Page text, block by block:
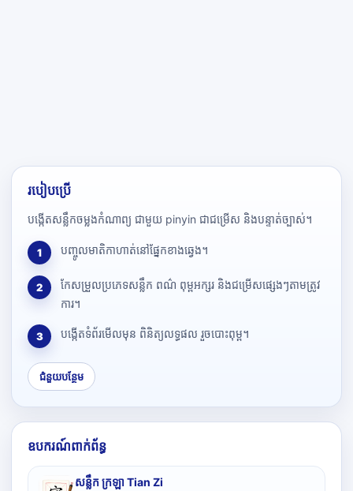
របៀបប្រើ
បង្កើតសន្លឹកចម្លងកំណាព្យ ជាមួយ pinyin ជាជម្រើស និងបន្ទាត់ច្បាស់។
1 បញ្ចូលមាតិកាហាត់នៅផ្នែកខាងឆ្វេង។
2
កែសម្រួលប្រភេទសន្លឹក ពណ៌ ពុម្ពអក្សរ និងជម្រើសផ្សេងៗតាមត្រូវ
ការ។
3 បង្កើតទំព័រមើលមុន ពិនិត្យលទ្ធផល រួចបោះពុម្ព។
ជំនួយបន្ថែម
ឧបករណ៍ពាក់ព័ន្ធ
សន្លឹក ក្រឡា Tian Zi